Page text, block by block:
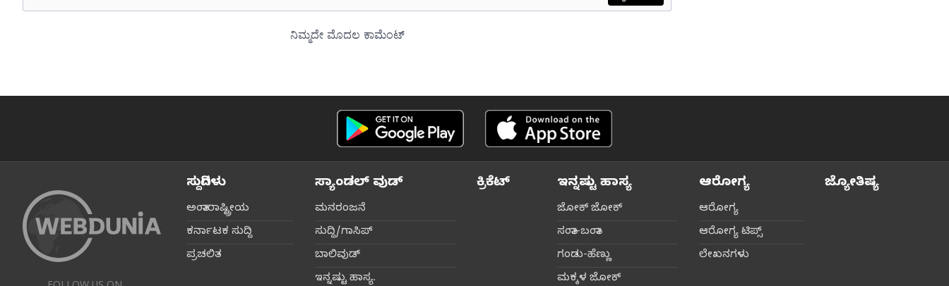
ಸುದ್ದಿಗಳು
ಅಂತಾರಾಷ್ಟ್ರೀಯ
ಕರ್ನಾಟಕ ಸುದ್ದಿ
ಪ್ರಚಲಿತ
ಸ್ಯಾಂಡಲ್ ವುಡ್
ಮನರಂಜನೆ
ಸುದ್ದಿ/ಗಾಸಿಪ್
ಬಾಲಿವುಡ್‌
ಇನ್ನಷ್ಟು ಹಾಸ್ಯ.
ಕ್ರಿಕೆಟ್‌ ಇನ್ನಷ್ಟು ಹಾಸ್ಯ
ಜೋಕ್ ಜೋಕ್
ಸಂತಾ-ಬಂತಾ
ಗಂಡು-ಹೆಣ್ಣು
ಮಕ್ಕಳ ಜೋಕ್‌
ಆರೋಗ್ಯ
ಆರೋಗ್ಯ
ಆರೋಗ್ಯ ಟಿಪ್ಸ್‌
ಲೇಖನಗಳು
ಜ್ಯೋತಿಷ್ಯ